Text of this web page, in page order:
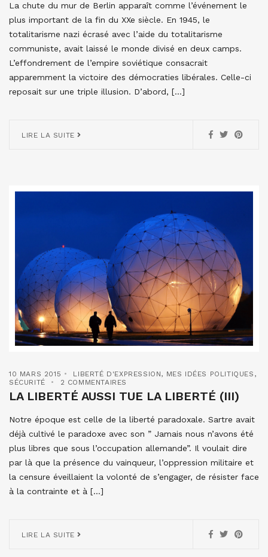
La chute du mur de Berlin apparaît comme l’événement le
plus important de la fin du XXe siècle. En 1945, le
totalitarisme nazi écrasé avec l’aide du totalitarisme
communiste, avait laissé le monde divisé en deux camps.
L’effondrement de l’empire soviétique consacrait
apparemment la victoire des démocraties libérales. Celle-ci
reposait sur une triple illusion. D’abord, […]
LIRE LA SUITE
10 MARS 2015 LIBERTÉ D'EXPRESSION, MES IDÉES POLITIQUES ,
SÉCURITÉ
2 COMMENTAIRES
LA LIBERTÉ AUSSI TUE LA LIBERTÉ (III)
Notre époque est celle de la liberté paradoxale. Sartre avait
déjà cultivé le paradoxe avec son ” Jamais nous n’avons été
plus libres que sous l’occupation allemande”. Il voulait dire
par là que la présence du vainqueur, l’oppression militaire et
la censure éveillaient la volonté de s’engager, de résister face
à la contrainte et à […]
LIRE LA SUITE